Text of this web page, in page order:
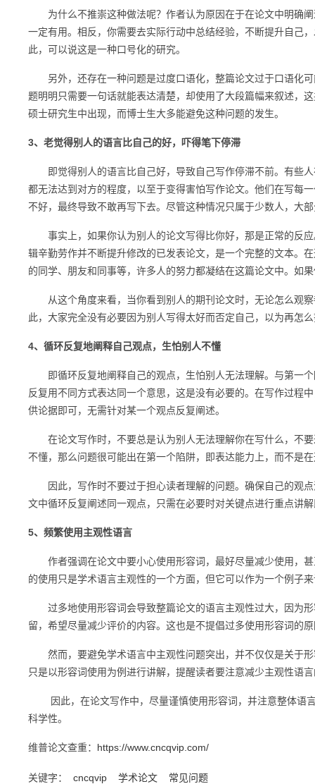
为什么不推崇这种做法呢？作者认为原因在于在论文中明确阐
一定有用。相反，你需要去实际行动中总结经验，不断提升自己
此，可以说这是一种口号化的研究。
另外，还存在一种问题是过度口语化，整篇论文过于口语化可
题明明只需要一句话就能表达清楚，却使用了大段篇幅来叙述，
硕士研究生中出现，而博士生大多能避免这种问题的发生。
3、老觉得别人的语言比自己的好，吓得笔下停滞
即觉得别人的语言比自己好，导致自己写作停滞不前。有些人
都无法达到对方的程度，以至于变得害怕写作论文。他们在写每
不好，最终导致不敢再写下去。尽管这种情况只属于少数人，大
事实上，如果你认为别人的论文写得比你好，那是正常的反应
辑辛勤劳作并不断提升修改的已发表论文，是一个完整的文本。
的同学、朋友和同事等，许多人的努力都凝结在这篇论文中。如
从这个角度来看，当你看到别人的期刊论文时，无论怎么观察
此，大家完全没有必要因为别人写得太好而否定自己，以为再怎
4、循环反复地阐释自己观点，生怕别人不懂
即循环反复地阐释自己的观点，生怕别人无法理解。与第一个
反复用不同方式表达同一个意思，这是没有必要的。在写作过程
供论据即可，无需针对某一个观点反复阐述。
在论文写作时，不要总是认为别人无法理解你在写什么，不要
不懂，那么问题很可能出在第一个陷阱，即表达能力上，而不是
因此，写作时不要过于担心读者理解的问题。确保自己的观点
文中循环反复阐述同一观点，只需在必要时对关键点进行重点讲
5、频繁使用主观性语言
作者强调在论文中要小心使用形容词，最好尽量减少使用，甚
的使用只是学术语言主观性的一个方面，但它可以作为一个例子
过多地使用形容词会导致整篇论文的语言主观性过大，因为形
留，希望尽量减少评价的内容。这也是不提倡过多使用形容词的
然而，要避免学术语言中主观性问题突出，并不仅仅是关于形
只是以形容词使用为例进行讲解，提醒读者要注意减少主观性语
因此，在论文写作中，尽量谨慎使用形容词，并注意整体语
科学性。
维普论文查重： https://www.cncqvip.com/
关键字： cncqvip 学术论文 常见问题